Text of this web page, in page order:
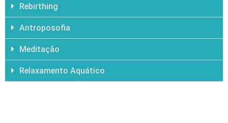
Rebirthing
Antroposofia
Meditação
Relaxamento Aquático